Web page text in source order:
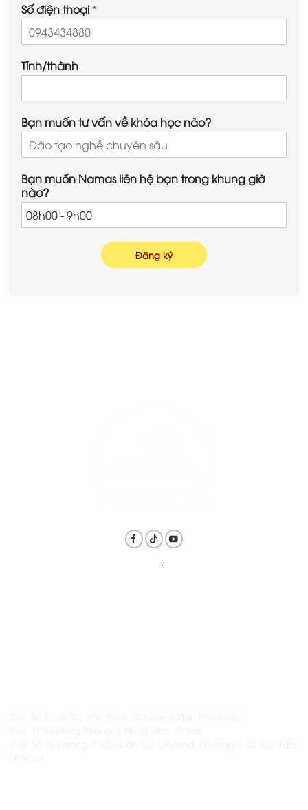
Số điện thoại *
Tỉnh/thành
Bạn muốn tư vấn về khóa học nào?
Bạn muốn Namas liên hệ bạn trong khung giờ
nào?
Đăng ký
.